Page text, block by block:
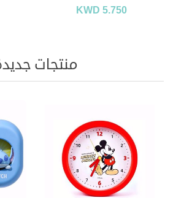
KWD 5.750
منتجات